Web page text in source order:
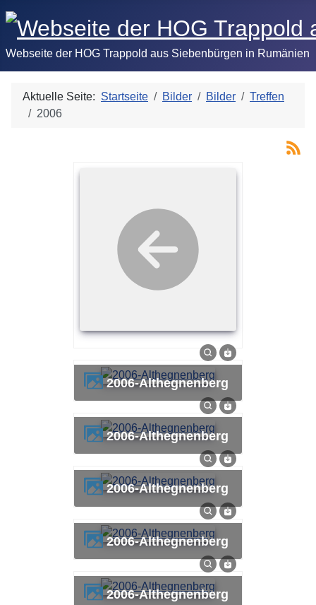
Webseite der HOG Trappold aus Siebenbürgen in Rumänien
Aktuelle Seite: Startseite Bilder Bilder
Treffen
2006
2006-Althegnenberg
2006-Althegnenberg
2006-Althegnenberg
2006-Althegnenberg
2006-Althegnenberg